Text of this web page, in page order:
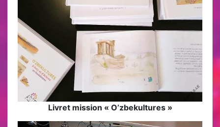
Livret mission « O’zbekultures »